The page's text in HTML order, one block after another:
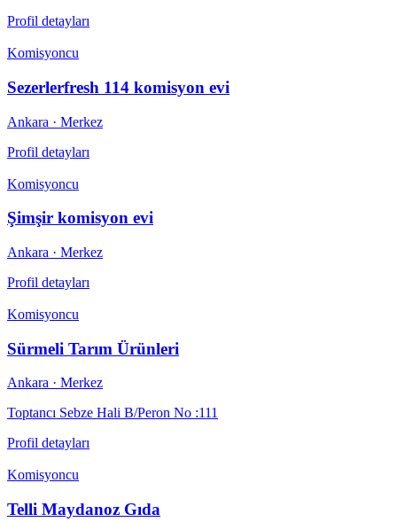
Profil detayları
Komisyoncu
Sezerlerfresh 114 komisyon evi
Ankara · Merkez
Profil detayları
Komisyoncu
Şimşir komisyon evi
Ankara · Merkez
Profil detayları
Komisyoncu
Sürmeli Tarım Ürünleri
Ankara · Merkez
Toptancı Sebze Hali B/Peron No :111
Profil detayları
Komisyoncu
Telli Maydanoz Gıda